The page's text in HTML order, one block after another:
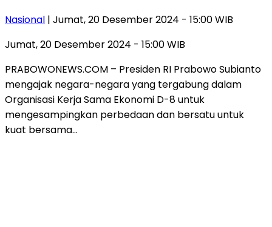
Nasional | Jumat, 20 Desember 2024 - 15:00 WIB
Jumat, 20 Desember 2024 - 15:00 WIB
PRABOWONEWS.COM – Presiden RI Prabowo Subianto
mengajak negara-negara yang tergabung dalam
Organisasi Kerja Sama Ekonomi D-8 untuk
mengesampingkan perbedaan dan bersatu untuk
kuat bersama…